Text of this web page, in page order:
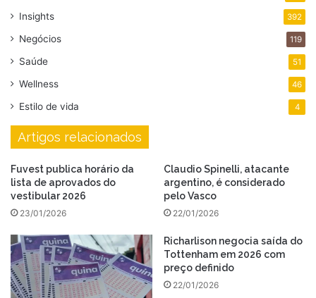
Insights 392
Negócios 119
Saúde 51
Wellness 46
Estilo de vida 4
Artigos relacionados
Fuvest publica horário da
lista de aprovados do
vestibular 2026
23/01/2026
Claudio Spinelli, atacante
argentino, é considerado
pelo Vasco
22/01/2026
Richarlison negocia saída do
Tottenham em 2026 com
preço definido
22/01/2026